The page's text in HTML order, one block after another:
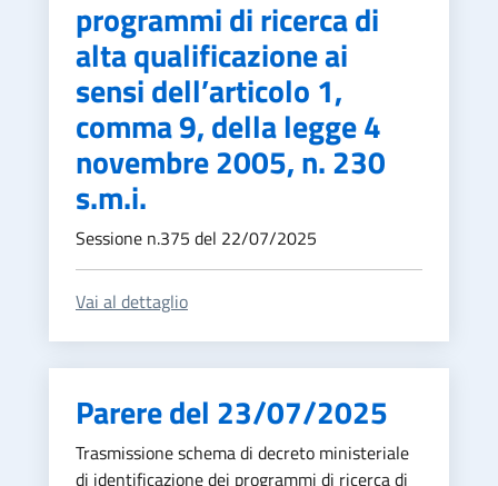
programmi di ricerca di
alta qualificazione ai
sensi dell’articolo 1,
comma 9, della legge 4
novembre 2005, n. 230
s.m.i.
Sessione n.375 del 22/07/2025
Vai al dettaglio
Parere del 23/07/2025
Trasmissione schema di decreto ministeriale
di identificazione dei programmi di ricerca di